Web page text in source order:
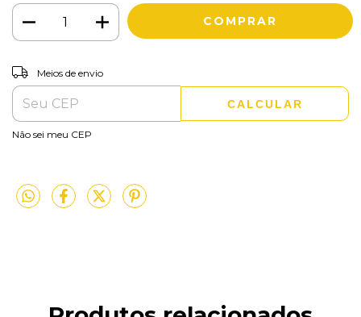
Entregas para o CEP:
Meios de envio
CALCULAR
Não sei meu CEP